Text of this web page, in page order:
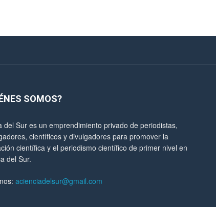
SOMOS?
del Sur es un emprendimiento privado de periodistas,
científicos y divulgadores para promover la
científica y el periodismo científico de primer nivel en
del Sur.
acienciadelsur@gmail.com